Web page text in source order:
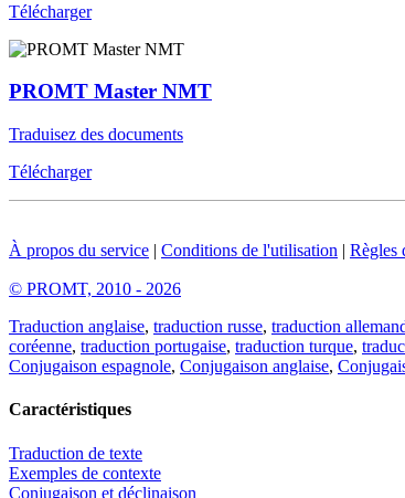
Télécharger
PROMT Master NMT
Traduisez des documents
Télécharger
À propos du service | Conditions de l'utilisation | Règles
© PROMT, 2010 - 2026
Traduction anglaise, traduction russe, traduction
coréenne, traduction portugaise, traduction turque,
Conjugaison espagnole, Conjugaison anglaise,
Caractéristiques
Traduction de texte
Exemples de contexte
Conjugaison et déclinaison